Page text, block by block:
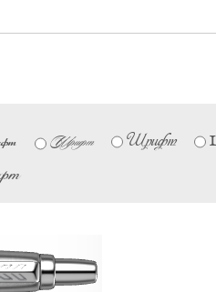
Шрифт Шрифт